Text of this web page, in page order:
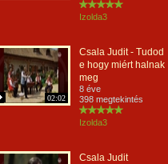
Izolda3
02:02
Csala Judit - Tudod
e hogy miért halnak
meg
8 éve
398 megtekintés
Izolda3
Csala Judit